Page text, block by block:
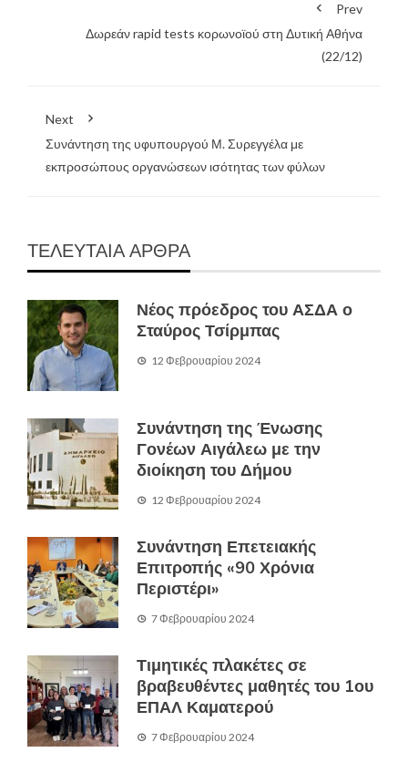
Prev
Δωρεάν rapid tests κορωνοϊού στη Δυτική Αθήνα
(22/12)
Next
Συνάντηση της υφυπουργού Μ. Συρεγγέλα με
εκπροσώπους οργανώσεων ισότητας των φύλων
ΤΕΛΕΥΤΑΙΑ ΑΡΘΡΑ
Νέος πρόεδρος του ΑΣΔΑ ο
Σταύρος Τσίρμπας
12 Φεβρουαρίου 2024
Συνάντηση της Ένωσης
Γονέων Αιγάλεω με την
διοίκηση του Δήμου
12 Φεβρουαρίου 2024
Συνάντηση Επετειακής
Επιτροπής «90 Χρόνια
Περιστέρι»
7 Φεβρουαρίου 2024
Τιμητικές πλακέτες σε
βραβευθέντες μαθητές του 1ου
ΕΠΑΛ Καματερού
7 Φεβρουαρίου 2024